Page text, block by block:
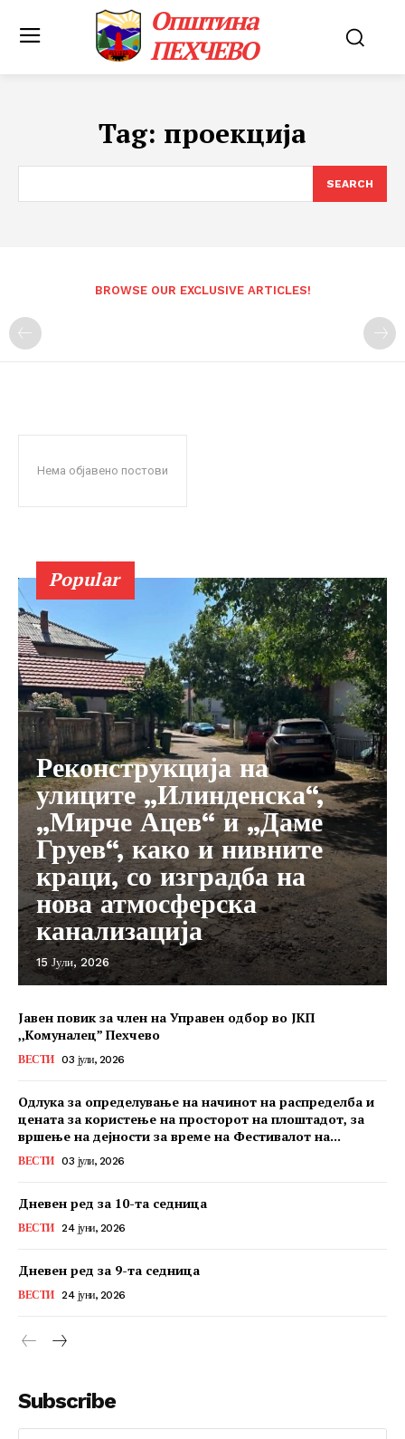
Општина
ПЕХЧЕВО
Tag: проекција
SEARCH
BROWSE OUR EXCLUSIVE ARTICLES!
Нема објавено постови
Popular
Реконструкција на
улиците „Илинденска“,
„Мирче Ацев“ и „Даме
Груев“, како и нивните
краци, со изградба на
нова атмосферска
канализација
15 Јули, 2026
Јавен повик за член на Управен одбор во ЈКП
,,Комуналец” Пехчево
ВЕСТИ 03 јули, 2026
Одлука за определување на начинот на распределба и
цената за користење на просторот на плоштадот, за
вршење на дејности за време на Фестивалот на...
ВЕСТИ 03 јули, 2026
Дневен ред за 10-та седница
ВЕСТИ 24 јуни, 2026
Дневен ред за 9-та седница
ВЕСТИ 24 јуни, 2026
Subscribe